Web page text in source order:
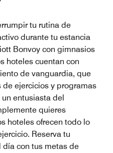
tu rutina de
durante tu estancia
Bonvoy con gimnasios
hoteles cuentan con
de vanguardia, que
ejercicios y programas
entusiasta del
quieres
hoteles ofrecen todo lo
Reserva tu
día con tus metas de